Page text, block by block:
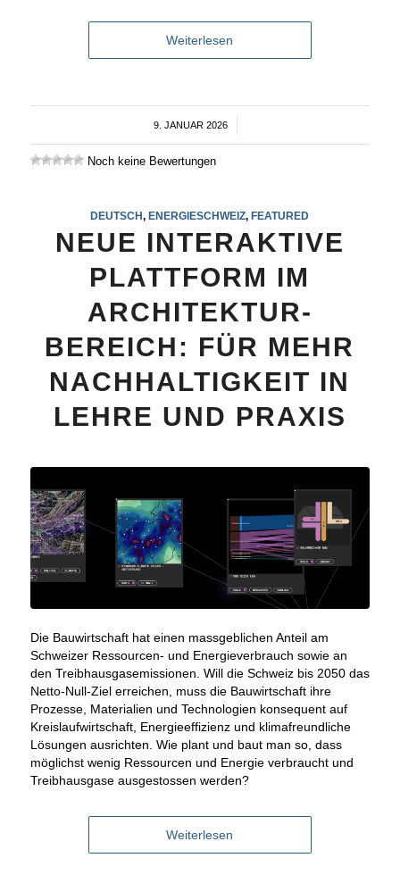
Weiterlesen
9. JANUAR 2026
/
Noch keine Bewertungen
DEUTSCH ,ENERGIESCHWEIZ ,FEATURED
NEUE INTERAKTIVE
PLATTFORM IM
ARCHITEKTUR-
BEREICH: FÜR MEHR
NACHHALTIGKEIT IN
LEHRE UND PRAXIS
Die Bauwirtschaft hat einen massgeblichen Anteil am
Schweizer Ressourcen- und Energieverbrauch sowie an
den Treibhausgasemissionen. Will die Schweiz bis 2050 das
Netto-Null-Ziel erreichen, muss die Bauwirtschaft ihre
Prozesse, Materialien und Technologien konsequent auf
Kreislaufwirtschaft, Energieeffizienz und klimafreundliche
Lösungen ausrichten. Wie plant und baut man so, dass
möglichst wenig Ressourcen und Energie verbraucht und
Treibhausgase ausgestossen werden?
Weiterlesen